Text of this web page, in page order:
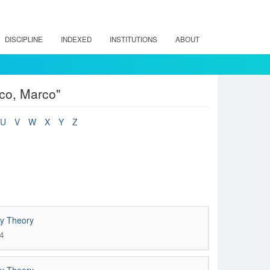
DISCIPLINE INDEXED INSTITUTIONS ABOUT
Marco"
U V W X Y
Z
Theory